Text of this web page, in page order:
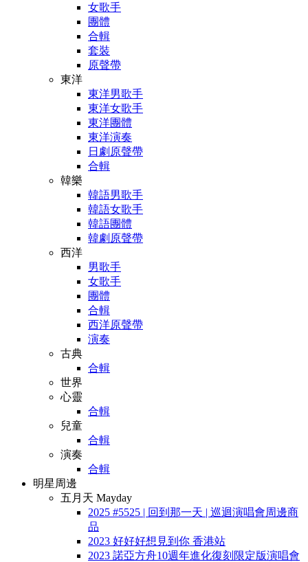
女歌手
團體
合輯
套裝
原聲帶
東洋
東洋男歌手
東洋女歌手
東洋團體
東洋演奏
日劇原聲帶
合輯
韓樂
韓語男歌手
韓語女歌手
韓語團體
韓劇原聲帶
西洋
男歌手
女歌手
團體
合輯
西洋原聲帶
演奏
古典
合輯
世界
心靈
合輯
兒童
合輯
演奏
合輯
明星周邊
五月天 Mayday
2025 #5525 | 回到那一天 | 巡迴演唱會周邊商
品
2023 好好好想見到你 香港站
2023 諾亞方舟10週年進化復刻限定版演唱會